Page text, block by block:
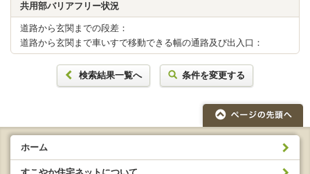
共用部バリアフリー状況
道路から玄関までの段差：
道路から玄関まで車いすで移動できる幅の通路及び出入口：
検索結果一覧へ 条件を変更する
ホーム